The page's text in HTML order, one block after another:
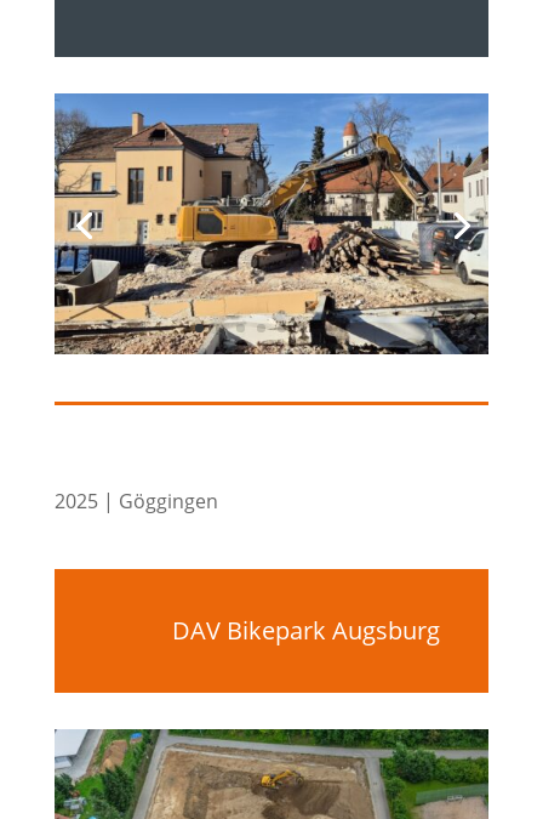
2025 | Göggingen
DAV Bikepark Augsburg